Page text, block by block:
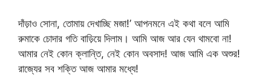
দাঁড়াও সোনা, তোমায় দেখাচ্ছি মজা!’ আপনমনে এই কথা বলে আমি
রুমাকে চোদার গতি বাড়িয়ে দিলাম। আমি আজ আর যেন থামবো না!
আমার নেই কোন ক্লান্তি, নেই কোন অবসাদ! আজ আমি এক অশুর!
রাজ্যের সব শক্তি আজ আমার মধ্যে!